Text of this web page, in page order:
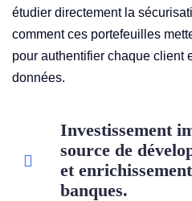
étudier directement la
comment ces portefeuilles
pour authentifier chaque client
données.
Investissement
source de
et
banques.